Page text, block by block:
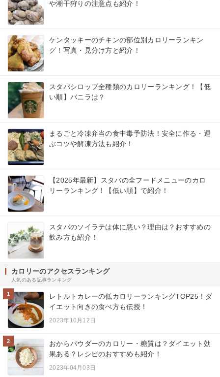
や潮干狩りの注意点も紹介！
ケンタッキーのチキンの部位別カロリーランキン
グ！写真・見分け方と紹介！
スタバシロップ全種類のカロリーランキング！【低
い順】バニラは？
まるごと冷凍弁当の食中毒予防法！安全に作る・運
ぶコツや解凍方法も紹介！
【2025年最新】スタバの全フードメニューのカロ
リーランキング！【低い順】で紹介！
スタバのソイラテは体に悪い？理由は？おすすめの
飲み方も紹介！
カロリーのアクセスランキング
人気のある記事ランキング
1
レトルトカレーの低カロリーランキングTOP25！ダ
イエット向きの食べ方も伝授！
2023年10月12日
2
おからパウダーのカロリー・糖質は？ダイエット効
果ある？レシピのおすすめも紹介！
2023年04月03日